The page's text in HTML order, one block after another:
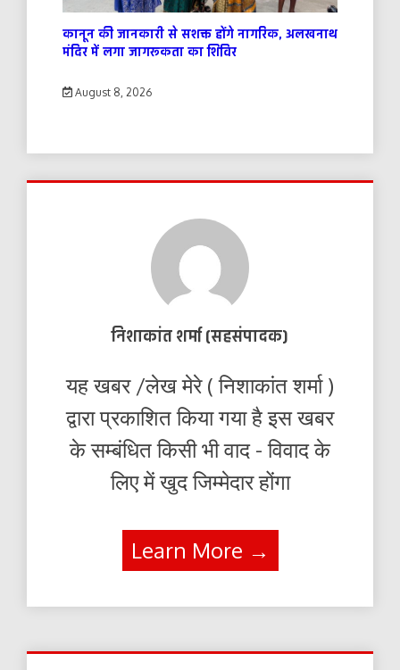
कानून की जानकारी से सशक्त होंगे नागरिक, अलखनाथ
मंदिर में लगा जागरूकता का शिविर
August 8, 2026
निशाकांत शर्मा (सहसंपादक)
यह खबर /लेख मेरे ( निशाकांत शर्मा )
द्वारा प्रकाशित किया गया है इस खबर
के सम्बंधित किसी भी वाद - विवाद के
लिए में खुद जिम्मेदार होंगा
Learn More →